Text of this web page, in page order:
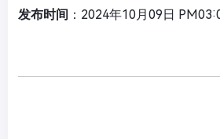
发布时间 ：2024年10月09日